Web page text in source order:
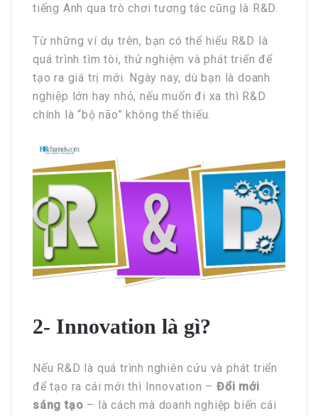
tiếng Anh qua trò chơi tương tác cũng là R&D.
Từ những ví dụ trên, bạn có thể hiểu R&D là
quá trình tìm tòi, thử nghiệm và phát triển để
tạo ra giá trị mới. Ngày nay, dù bạn là doanh
nghiệp lớn hay nhỏ, nếu muốn đi xa thì R&D
chính là “bộ não” không thể thiếu.
2- Innovation là gì?
Nếu R&D là quá trình nghiên cứu và phát triển
để tạo ra cái mới thì Innovation – Đổi mới
sáng tạo – là cách mà doanh nghiệp biến cái